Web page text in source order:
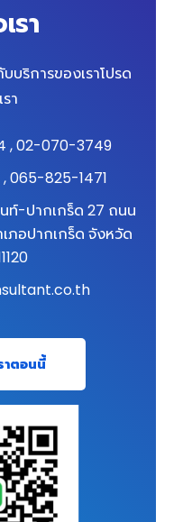
รา
ริการของเราโปรด
า
,02-070-3749
,065-825-1471
ท์-ปากเกร็ด 27 ถนน
ภอปากเกร็ด จังหวัด
าตอนนี้